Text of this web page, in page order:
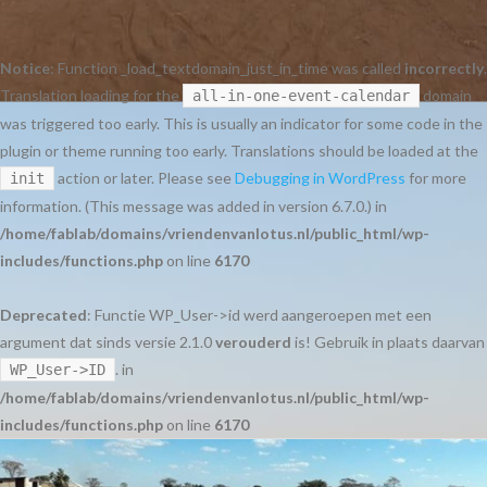
Notice: Function _load_textdomain_just_in_time was called incorrectly.
Translation loading for the
all-in-one-event-calendar
domain
was triggered too early. This is usually an indicator for some code in the
plugin or theme running too early. Translations should be loaded at the
init action or later. Please see Debugging in WordPress for more
information. (This message was added in version 6.7.0.) in
/home/fablab/domains/vriendenvanlotus.nl/public_html/wp-
includes/functions.php on line 6170
Deprecated: Functie WP_User->id werd aangeroepen met een
argument dat sinds versie 2.1.0verouderd is! Gebruik in plaats daarvan
WP_User->ID
. in
/home/fablab/domains/vriendenvanlotus.nl/public_html/wp-
includes/functions.php on line 6170
Ga
naar